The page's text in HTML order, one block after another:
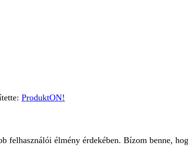
ProduktON!
felhasználói élmény érdekében. Bízom benne,